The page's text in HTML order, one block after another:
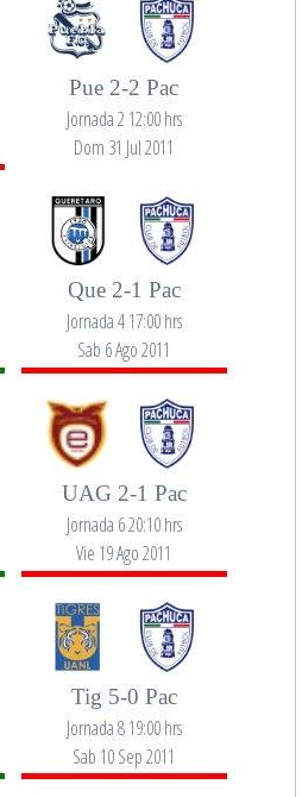
Pue 2-2 Pac
Jornada 2 12:00 hrs
Dom 31 Jul 2011
Que 2-1 Pac
Jornada 4 17:00 hrs
Sab 6 Ago 2011
UAG 2-1 Pac
Jornada 6 20:10 hrs
Vie 19 Ago 2011
Tig 5-0 Pac
Jornada 8 19:00 hrs
Sab 10 Sep 2011